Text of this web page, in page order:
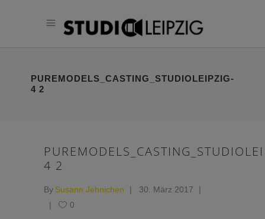
PUREMODELS_CASTING_STUDIOLEIPZIG-
4 2
4 2
By Susann Jehnichen
30. März 2017
0